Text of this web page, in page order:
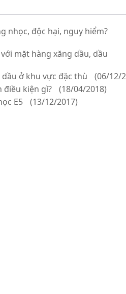
nhọc, độc hại, nguy hiểm?
mặt hàng xăng dầu, dầu
ở khu vực đặc thù
(06/12/
điều kiện gì?
(18/04/2018)
E5
(13/12/2017)